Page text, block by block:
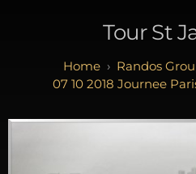
Tour St
Randos
07 10 2018 Journee